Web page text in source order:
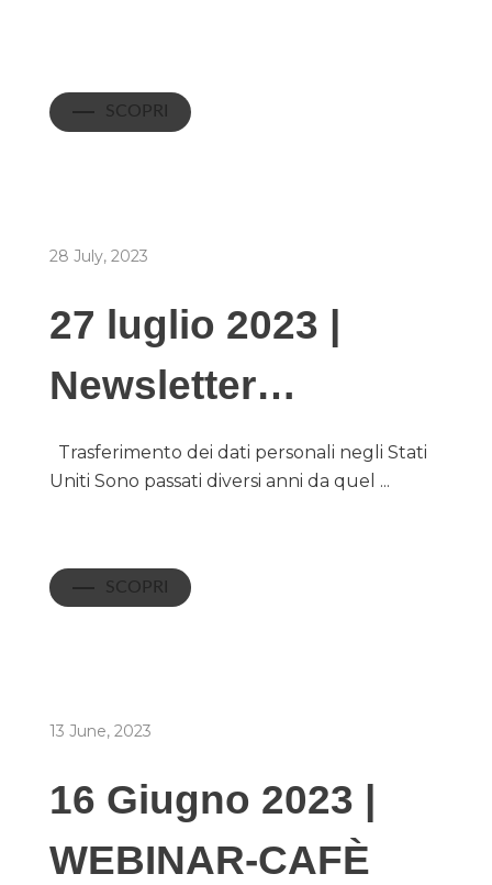
SCOPRI
28 July, 2023
27 luglio 2023 |
Newsletter…
Trasferimento dei dati personali negli Stati
Uniti Sono passati diversi anni da quel ...
SCOPRI
13 June, 2023
16 Giugno 2023 |
WEBINAR-CAFÈ